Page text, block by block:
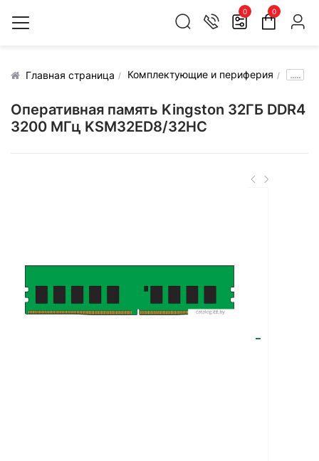
0 0
Главная страница Комплектующие и периферия .....
Оперативная память Kingston 32ГБ DDR4
3200 МГц KSM32ED8/32HC